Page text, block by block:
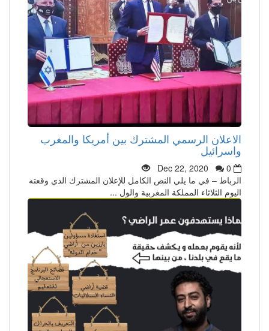
الاعلان الرسمي المشترك بين أمريكا والمغرب
واسرائيل
Dec 22, 2020
0
الرباط – في ما يلي النص الكامل للإعلان المشترك الذي وقعته
اليوم الثلاثاء المملكة المغربية والول ...